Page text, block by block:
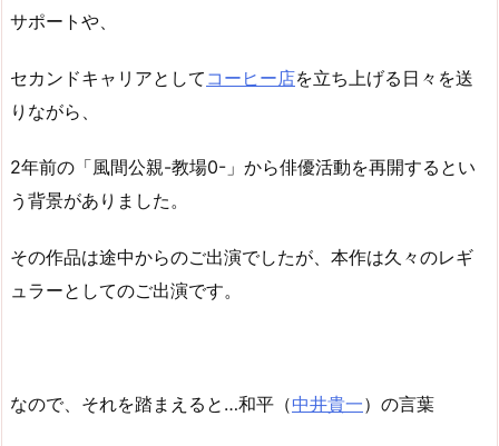
サポートや、
セカンドキャリアとして コーヒー店を立ち上げる日々を送
りながら、
2年前の「風間公親-教場0-」から俳優活動を再開するとい
う背景がありました。
その作品は途中からのご出演でしたが、本作は久々のレギ
ュラーとしてのご出演です。
なので、それを踏まえると…和平（中井貴一）の言葉